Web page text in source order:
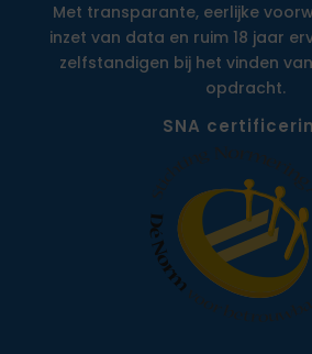
Met transparante, eerlijke
inzet van data en ruim 18 jaar
zelfstandigen bij het vinden
opdracht.
SNA